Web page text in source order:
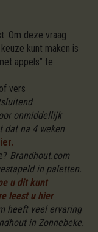
Om deze vraag
kunt maken is
appels” te
vers
onmiddellijk
dat na 4 weken
Brandhout.com
in paletten.
u dit kunt
leest u hier
heeft veel ervaring
in Zonnebeke.